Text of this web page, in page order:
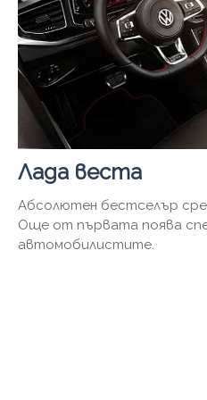
Лада веста
Абсолютен бестселър
Още от първата поява
автомобилистите.